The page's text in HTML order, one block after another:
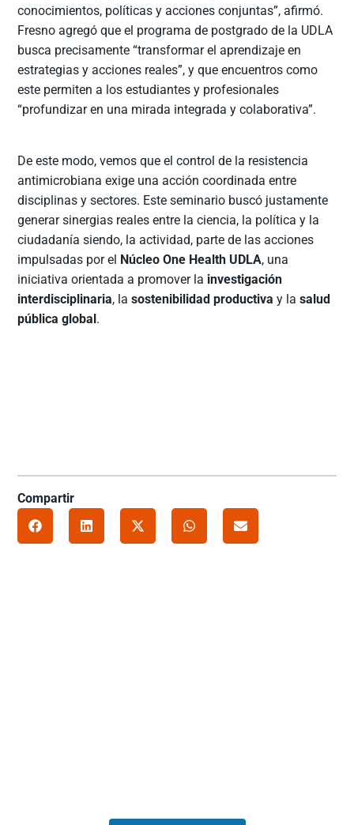
conocimientos, políticas y acciones conjuntas”, afirmó.
Fresno agregó que el programa de postgrado de la UDLA
busca precisamente “transformar el aprendizaje en
estrategias y acciones reales”, y que encuentros como
este permiten a los estudiantes y profesionales
“profundizar en una mirada integrada y colaborativa”.
De este modo, vemos que el control de la resistencia
antimicrobiana exige una acción coordinada entre
disciplinas y sectores. Este seminario buscó justamente
generar sinergias reales entre la ciencia, la política y la
ciudadanía siendo, la actividad, parte de las acciones
impulsadas por el Núcleo One Health UDLA, una
iniciativa orientada a promover la investigación
interdisciplinaria, lasostenibilidad productiva y lasalud
pública global.
Compartir